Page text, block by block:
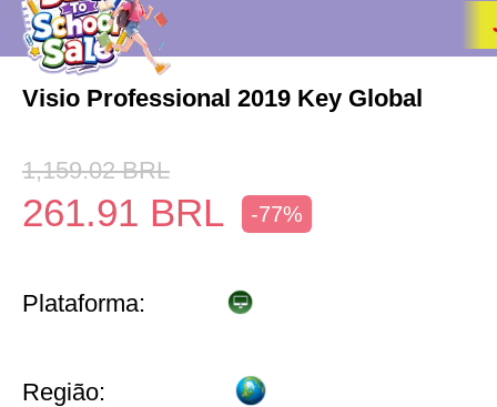
Visio Professional 2019 Key Global
1,159.02 BRL
261.91 BRL -77%
Plataforma:
Região: